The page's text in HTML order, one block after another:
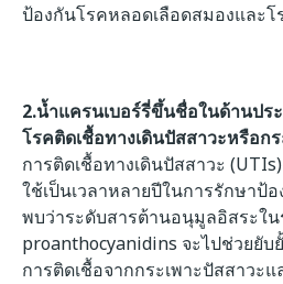
ป้องกันโรคหลอดเลือดสมองและโ
2.น้ำแครนเบอร์รี่ขึ้นชื่อในด้านป
โรคติดเชื้อทางเดินปัสสาวะหรือก
การติดเชื้อทางเดินปัสสาวะ
ใช้เป็นเวลาหลายปีในการรักษาป้
พบว่าระดับสารต้านอนุมูลอิสระใน
proanthocyanidins จะไปช่วยยับ
การติดเชื้อจากกระเพาะปัสสาวะ